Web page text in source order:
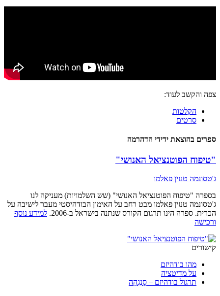
צפה והקשב לעוד:
הקלטות
סרטים
ספרים בהוצאת ידידי הדהרמה
"טיפוח הפוטנציאל האנושי"
ג'טסונמה טנזין פאלמו
בספרה "טיפוח הפוטנציאל האנושי" (שש השלמויות) מעניקה לנו
ג'טסונמה טנזין פאלמו מבט רחב על האימון הבודהיסטי מעבר לישיבה על
הכרית. ספרה הינו תרגום הקורס שנתנה בישראל ב-2006.
למידע נוסף
ורכישה
קישורים
מהו בודהיזם
על מדיטציה
תרגול בודהיזם – סַנְגְהַה